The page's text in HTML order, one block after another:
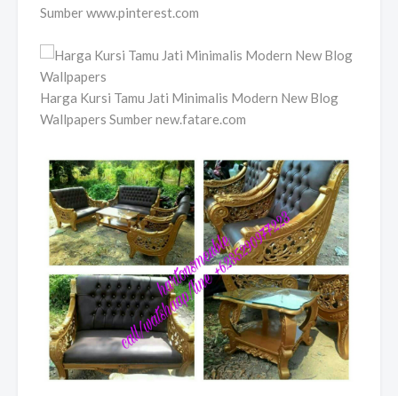
Sumber www.pinterest.com
Harga Kursi Tamu Jati Minimalis Modern New Blog
Wallpapers Sumber new.fatare.com